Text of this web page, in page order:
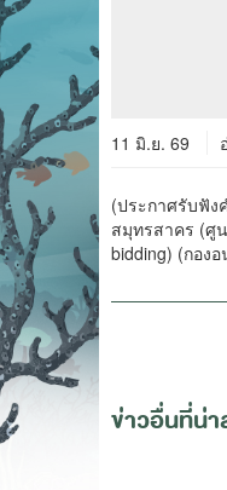
11 มิ.ย. 69
(ประกาศรับฟัง
สมุทรสาคร (ศู
bidding) (กอง
ข่าวอื่นที่น่า